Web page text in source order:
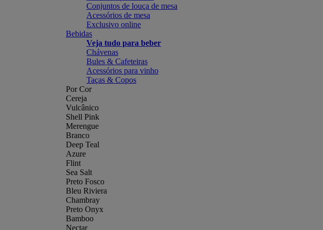
Conjuntos de louça de mesa
Acessórios de mesa
Exclusivo online
Bebidas
Veja tudo para beber
Chávenas
Bules & Cafeteiras
Acessórios para vinho
Taças & Copos
Por Cor
Cereja
Vulcânico
Shell Pink
Merengue
Branco
Deep Teal
Azure
Flint
Sea Salt
Preto Fosco
Bleu Riviera
Chambray
Preto Onyx
Bamboo
Nectar